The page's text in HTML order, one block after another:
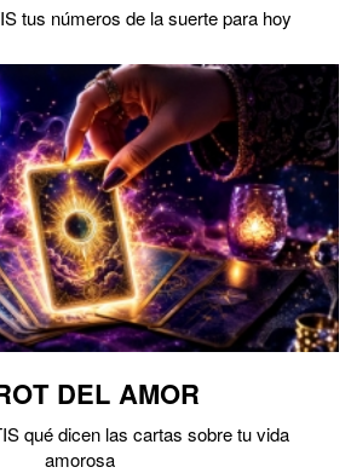
tus números de la suerte para hoy
DEL AMOR
qué dicen las cartas sobre tu vida
amorosa